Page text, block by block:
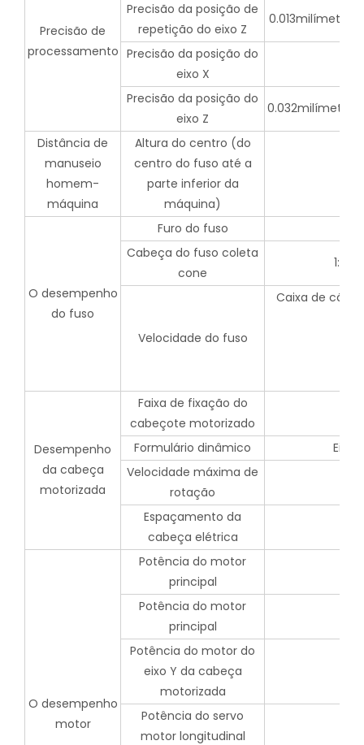
Precisão de
processamento
Precisão da posição de
repetição do eixo Z
0.013milímetros
Precisão da posição do
eixo X
Precisão da posição do
eixo Z
0.032milímetros
Distância de
manuseio
homem-
máquina
Altura do centro (do
centro do fuso até a
parte inferior da
máquina)
O desempenho
do fuso
Furo do fuso
Cabeça do fuso coleta
cone
1:20
Velocidade do fuso
Caixa de
Desempenho
da cabeça
motorizada
Faixa de fixação do
cabeçote motorizado
Formulário dinâmico
Eixo
Velocidade máxima de
rotação
Espaçamento da
cabeça elétrica
O desempenho
motor
Potência do motor
principal
Potência do motor
principal
Potência do motor do
eixo Y da cabeça
motorizada
Potência do servo
motor longitudinal